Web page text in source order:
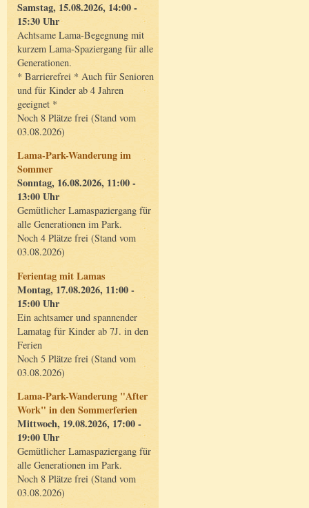
Samstag, 15.08.2026, 14:00 -
15:30 Uhr
Achtsame Lama-Begegnung mit
kurzem Lama-Spaziergang für alle
Generationen.
* Barrierefrei * Auch für Senioren
und für Kinder ab 4 Jahren
geeignet *
Noch 8 Plätze frei (Stand vom
03.08.2026)
Lama-Park-Wanderung im
Sommer
Sonntag, 16.08.2026, 11:00 -
13:00 Uhr
Gemütlicher Lamaspaziergang für
alle Generationen im Park.
Noch 4 Plätze frei (Stand vom
03.08.2026)
Ferientag mit Lamas
Montag, 17.08.2026, 11:00 -
15:00 Uhr
Ein achtsamer und spannender
Lamatag für Kinder ab 7J. in den
Ferien
Noch 5 Plätze frei (Stand vom
03.08.2026)
Lama-Park-Wanderung "After
Work" in den Sommerferien
Mittwoch, 19.08.2026, 17:00 -
19:00 Uhr
Gemütlicher Lamaspaziergang für
alle Generationen im Park.
Noch 8 Plätze frei (Stand vom
03.08.2026)